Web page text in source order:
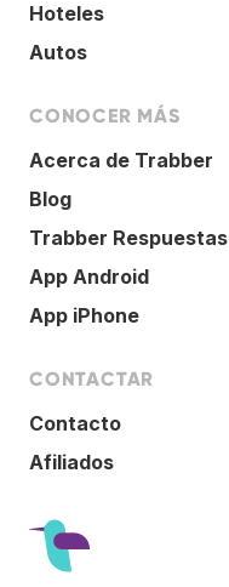
Hoteles
Autos
CONOCER MÁS
Acerca de Trabber
Blog
Trabber Respuestas
App Android
App iPhone
CONTACTAR
Contacto
Afiliados